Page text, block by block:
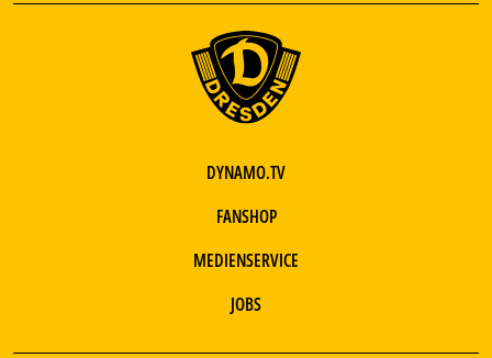
DYNAMO.TV
FANSHOP
MEDIENSERVICE
JOBS